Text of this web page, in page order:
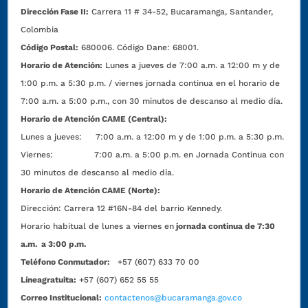
Dirección Fase II: Carrera 11 # 34-52, Bucaramanga, Santander,
Colombia
Código Postal: 680006. Código Dane: 68001.
Horario de Atención: Lunes a jueves de 7:00 a.m. a 12:00 m y de
1:00 p.m. a 5:30 p.m. / viernes jornada continua en el horario de
7:00 a.m. a 5:00 p.m., con 30 minutos de descanso al medio día.
Horario de Atención CAME (Central):
Lunes a jueves: 7:00 a.m. a 12:00 m y de 1:00 p.m. a 5:30 p.m.
Viernes: 7:00 a.m. a 5:00 p.m. en Jornada Continua con
30 minutos de descanso al medio día.
Horario de Atención CAME (Norte):
Dirección:Carrera 12 #16N-84 del barrio Kennedy.
Horario habitual de lunes a viernes en jornada continua de 7:30
a.m. a 3:00 p.m.
Teléfono Conmutador:
+57 (607) 633 70 00
Líneagratuita: +57 (607) 652 55 55
Correo Institucional: contactenos@bucaramanga.gov.co